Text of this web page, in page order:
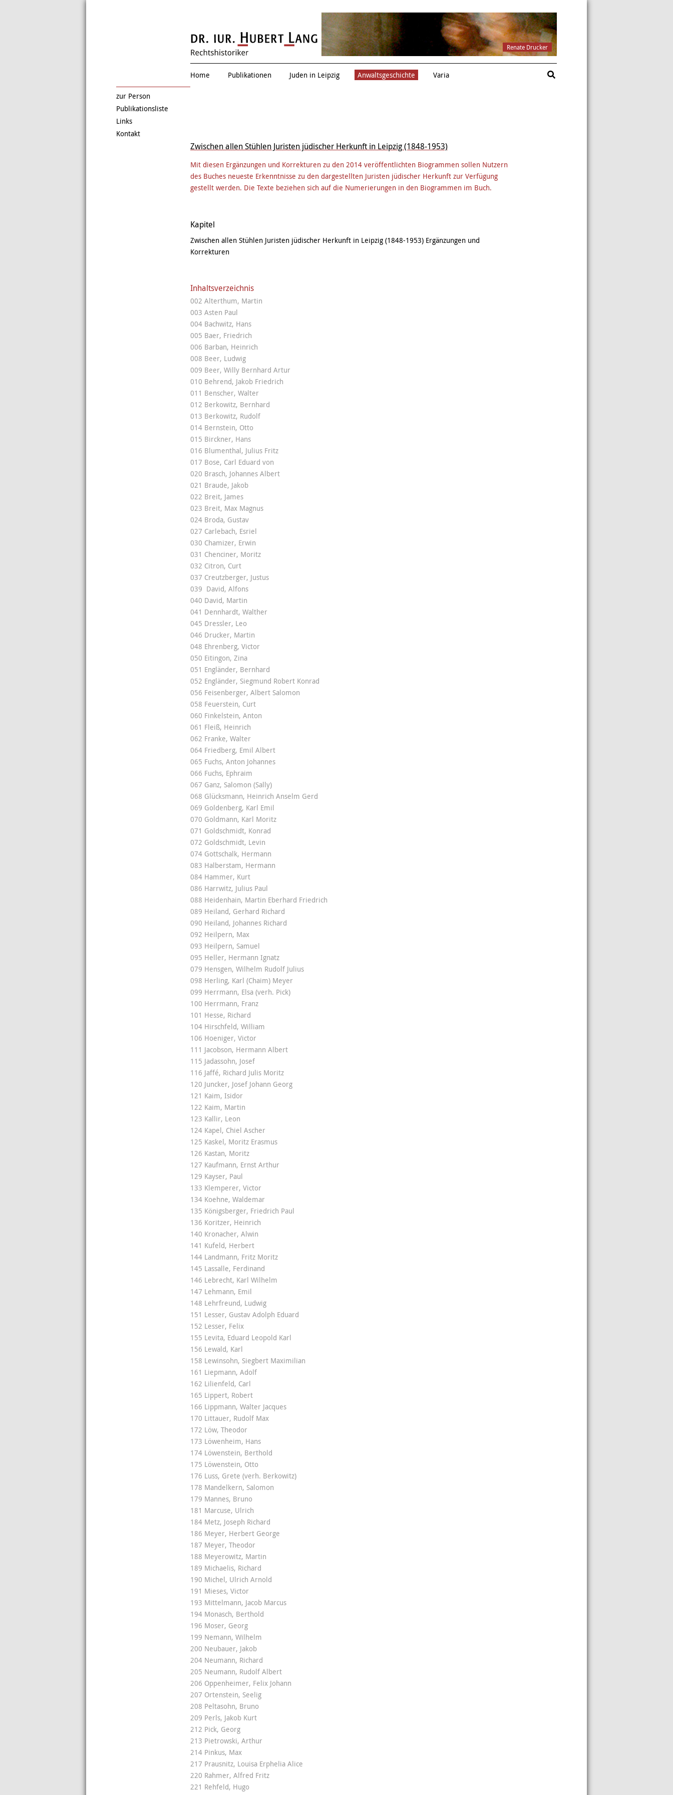
Eduard Einschlag Renate Drucker
Home Publikationen Juden in Leipzig Anwaltsgeschichte Varia
Zwischen allen Stühlen Juristen jüdischer Herkunft in Leipzig (1848-1953)
Mit diesen Ergänzungen und Korrekturen zu den 2014 veröffentlichten Biogrammen sollen Nutzern
des Buches neueste Erkenntnisse zu den dargestellten Juristen jüdischer Herkunft zur Verfügung
gestellt werden. Die Texte beziehen sich auf die Numerierungen in den Biogrammen im Buch.
Kapitel
Zwischen allen Stühlen Juristen jüdischer Herkunft in Leipzig (1848-1953) Ergänzungen und
Korrekturen
Inhaltsverzeichnis
002 Alterthum, Martin
003 Asten Paul
004 Bachwitz, Hans
005 Baer, Friedrich
006 Barban, Heinrich
008 Beer, Ludwig
009 Beer, Willy Bernhard Artur
010 Behrend, Jakob Friedrich
011 Benscher, Walter
012 Berkowitz, Bernhard
013 Berkowitz, Rudolf
014 Bernstein, Otto
015 Birckner, Hans
016 Blumenthal, Julius Fritz
017 Bose, Carl Eduard von
020 Brasch, Johannes Albert
021 Braude, Jakob
022 Breit, James
023 Breit, Max Magnus
024 Broda, Gustav
027 Carlebach, Esriel
030 Chamizer, Erwin
031 Chenciner, Moritz
032 Citron, Curt
037 Creutzberger, Justus
039 David, Alfons
040 David, Martin
041 Dennhardt, Walther
045 Dressler, Leo
046 Drucker, Martin
048 Ehrenberg, Victor
050 Eitingon, Zina
051 Engländer, Bernhard
052 Engländer, Siegmund Robert Konrad
056 Feisenberger, Albert Salomon
058 Feuerstein, Curt
060 Finkelstein, Anton
061 Fleiß, Heinrich
062 Franke, Walter
064 Friedberg, Emil Albert
065 Fuchs, Anton Johannes
066 Fuchs, Ephraim
067 Ganz, Salomon (Sally)
068 Glücksmann, Heinrich Anselm Gerd
069 Goldenberg, Karl Emil
070 Goldmann, Karl Moritz
071 Goldschmidt, Konrad
072 Goldschmidt, Levin
074 Gottschalk, Hermann
083 Halberstam, Hermann
084 Hammer, Kurt
086 Harrwitz, Julius Paul
088 Heidenhain, Martin Eberhard Friedrich
089 Heiland, Gerhard Richard
090 Heiland, Johannes Richard
092 Heilpern, Max
093 Heilpern, Samuel
095 Heller, Hermann Ignatz
079 Hensgen, Wilhelm Rudolf Julius
098 Herling, Karl (Chaim) Meyer
099 Herrmann, Elsa (verh. Pick)
100 Herrmann, Franz
101 Hesse, Richard
104 Hirschfeld, William
106 Hoeniger, Victor
111 Jacobson, Hermann Albert
115 Jadassohn, Josef
116 Jaffé, Richard Julis Moritz
120 Juncker, Josef Johann Georg
121 Kaim, Isidor
122 Kaim, Martin
123 Kallir, Leon
124 Kapel, Chiel Ascher
125 Kaskel, Moritz Erasmus
126 Kastan, Moritz
127 Kaufmann, Ernst Arthur
129 Kayser, Paul
133 Klemperer, Victor
134 Koehne, Waldemar
135 Königsberger, Friedrich Paul
136 Koritzer, Heinrich
140 Kronacher, Alwin
141 Kufeld, Herbert
144 Landmann, Fritz Moritz
145 Lassalle, Ferdinand
146 Lebrecht, Karl Wilhelm
147 Lehmann, Emil
148 Lehrfreund, Ludwig
151 Lesser, Gustav Adolph Eduard
152 Lesser, Felix
155 Levita, Eduard Leopold Karl
156 Lewald, Karl
158 Lewinsohn, Siegbert Maximilian
161 Liepmann, Adolf
162 Lilienfeld, Carl
165 Lippert, Robert
166 Lippmann, Walter Jacques
170 Littauer, Rudolf Max
172 Löw, Theodor
173 Löwenheim, Hans
174 Löwenstein, Berthold
175 Löwenstein, Otto
176 Luss, Grete (verh. Berkowitz)
178 Mandelkern, Salomon
179 Mannes, Bruno
181 Marcuse, Ulrich
184 Metz, Joseph Richard
186 Meyer, Herbert George
187 Meyer, Theodor
188 Meyerowitz, Martin
189 Michaelis, Richard
190 Michel, Ulrich Arnold
191 Mieses, Victor
193 Mittelmann, Jacob Marcus
194 Monasch, Berthold
196 Moser, Georg
199 Nemann, Wilhelm
200 Neubauer, Jakob
204 Neumann, Richard
205 Neumann, Rudolf Albert
206 Oppenheimer, Felix Johann
207 Ortenstein, Seelig
208 Peltasohn, Bruno
209 Perls, Jakob Kurt
212 Pick, Georg
213 Pietrowski, Arthur
214 Pinkus, Max
217 Prausnitz, Louisa Erphelia Alice
220 Rahmer, Alfred Fritz
221 Rehfeld, Hugo
zur Person
Publikationsliste
Links
Kontakt